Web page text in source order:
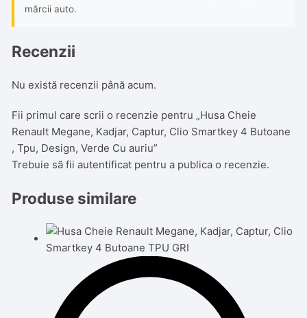
mărcii auto.
Recenzii
Nu există recenzii până acum.
Fii primul care scrii o recenzie pentru „Husa Cheie
Renault Megane, Kadjar, Captur, Clio Smartkey 4 Butoane
, Tpu, Design, Verde Cu auriu”
Trebuie să fiiautentificat pentru a publica o recenzie.
Produse similare